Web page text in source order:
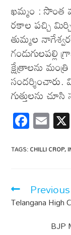
ఖ‌మ్మం : సొంత
రకాల పచ్చి
తుమ్మల
క్షేత్రాలను
గుత్తులను
F
ac
e
o
o
k
E
m
ail
TAGS:CHILLI CROP,
Telangana High
BJP